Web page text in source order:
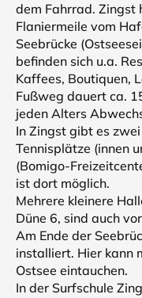
dem Fahrrad. Zingst
Flaniermeile vom
Seebrücke
befinden sich u.a.
Kaffees, Boutiquen,
Fußweg dauert ca.
jeden Alters
In Zingst gibt es
Tennisplätze (innen
(Bomigo-
ist dort möglich.
Mehrere kleinere
Düne 6, sind auch
Am Ende der
installiert. Hier kann
Ostsee eintauchen.
In der Surfschule